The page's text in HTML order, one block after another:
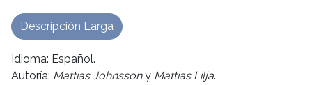
Idioma: Español.
Autoría: Mattias Johnssony Mattias Lilja.
Descripción Larga